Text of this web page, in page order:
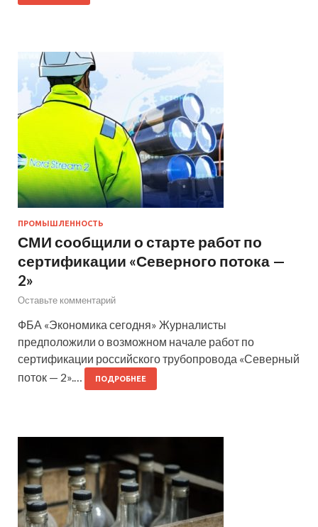
ПРОМЫШЛЕННОСТЬ
СМИ сообщили о старте работ по
сертификации «Северного потока —
2»
Оставьте комментарий
ФБА «Экономика сегодня» Журналисты
предположили о возможном начале работ по
сертификации российского трубопровода «Северный
поток — 2».…
ПОДРОБНЕЕ